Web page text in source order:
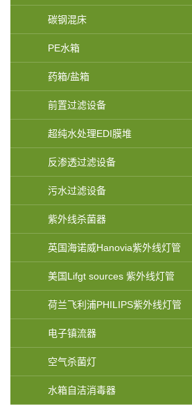
碳钢混床
PE水箱
药箱/盐箱
前置过滤设备
超纯水处理EDI膜堆
反渗透过滤设备
污水过滤设备
紫外线杀菌器
英国海诺威Hanovia紫外线灯管
美国Lifgt sources 紫外线灯管
荷兰飞利浦PHILIPS紫外线灯管
电子镇流器
空气杀菌灯
水箱自洁消毒器